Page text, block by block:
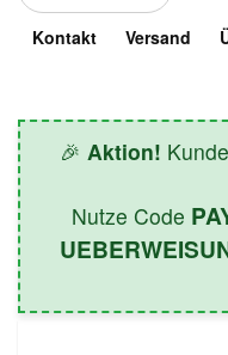
Kontakt Versand
🎉 Aktion!
Nutze Code